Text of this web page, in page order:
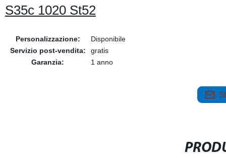
S35c 1020 St52
Personalizzazione:
Disponibile
Servizio post-vendita:
gratis
Garanzia:
1 anno